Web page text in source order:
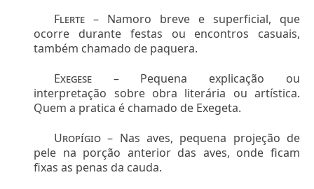
Flerte – Namoro breve e superficial, que
ocorre durante festas ou encontros casuais,
também chamado de paquera.
Exegese – Pequena explicação ou
interpretação sobre obra literária ou artística.
Quem a pratica é chamado de Exegeta.
Uropígio – Nas aves, pequena projeção de
pele na porção anterior das aves, onde ficam
fixas as penas da cauda.